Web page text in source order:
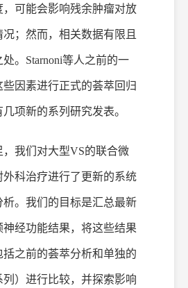
，可能会影响残余肿瘤对放
；然而，相关数据有限且
。 Starnoni等人之前的一
因素进行正式的荟萃回归
项新的系列研究发表。
，我们对大型VS的联合微
科治疗进行了更新的系统
。我们的目标是汇总最新
神经功能结果，将这些结果
括之前的荟萃分析和单独的
）进行比较，并探索影响